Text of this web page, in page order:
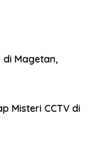
di Magetan,
Misteri CCTV di